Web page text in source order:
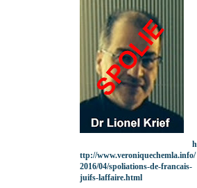
h
ttp://www.veroniquechemla.info/
2016/04/spoliations-de-francais-
juifs-laffaire.html